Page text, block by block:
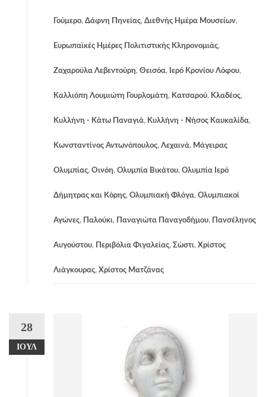
Γούμερο, Δάφνη Πηνείας, Διεθνής Ημέρα Μουσείων,
Ευρωπαϊκές Ημέρες Πολιτιστικής Κληρονομιάς,
Ζαχαρούλα Λεβεντούρη, Θεισόα, Ιερό Κρονίου Λόφου,
Καλλιόπη Λουμιώτη Γουρλομάτη, Κατσαρού, Κλαδέος,
Κυλλήνη - Κάτω Παναγιά, Κυλλήνη - Νήσος Καυκαλίδα,
Κωνσταντίνος Αντωνόπουλος, Λεχαινά, Μάγειρας
Ολυμπίας, Οινόη, Ολυμπία Βικάτου, Ολυμπία Ιερό
Δήμητρας και Κόρης, Ολυμπιακή Φλόγα, Ολυμπιακοί
Αγώνες, Παλούκι, Παναγιώτα Παναγοδήμου, Πανσέληνος
Αυγούστου, Περιβόλια Φιγαλείας, Σώστι, Χρίστος
Λιάγκουρας, Χρίστος Ματζάνας
28
ΙΟΎΛ